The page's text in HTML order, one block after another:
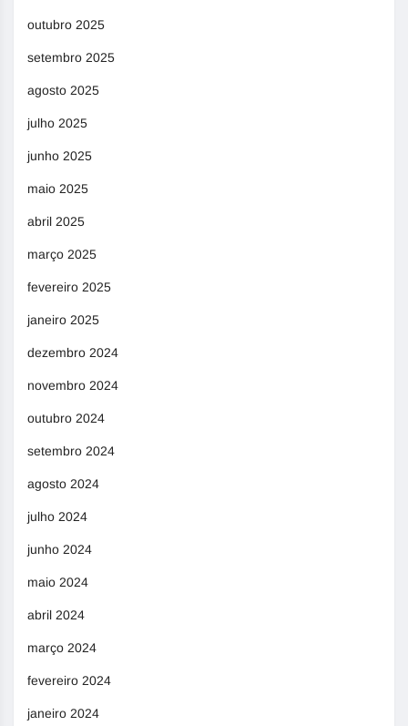
outubro 2025
setembro 2025
agosto 2025
julho 2025
junho 2025
maio 2025
abril 2025
março 2025
fevereiro 2025
janeiro 2025
dezembro 2024
novembro 2024
outubro 2024
setembro 2024
agosto 2024
julho 2024
junho 2024
maio 2024
abril 2024
março 2024
fevereiro 2024
janeiro 2024